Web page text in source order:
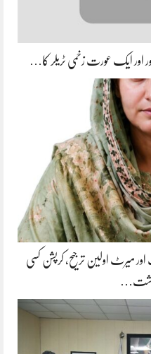
اور ایک عورت زخمی ٹریلر کا…
میرٹ اولین ترجیح، کرپشن کسی